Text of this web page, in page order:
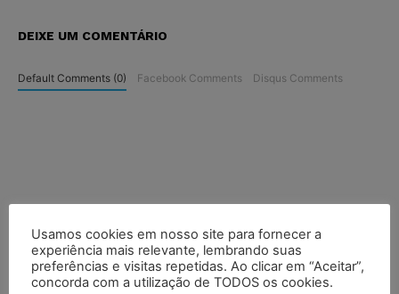
DEIXE UM COMENTÁRIO
Default Comments (0) Facebook Comments Disqus Comments
Usamos cookies em nosso site para fornecer a
experiência mais relevante, lembrando suas
preferências e visitas repetidas. Ao clicar em “Aceitar”,
concorda com a utilização de TODOS os cookies.